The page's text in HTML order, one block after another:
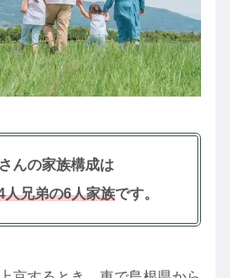
んの家族構成は
人兄弟の6人家族です。